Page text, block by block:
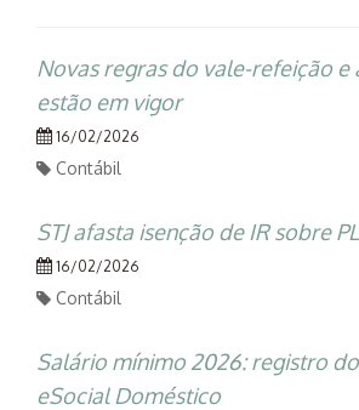
Novas regras do vale-refeição e
estão em vigor
16/02/2026
Contábil
STJ afasta isenção de IR sobre
16/02/2026
Contábil
Salário mínimo 2026: registro
eSocial Doméstico